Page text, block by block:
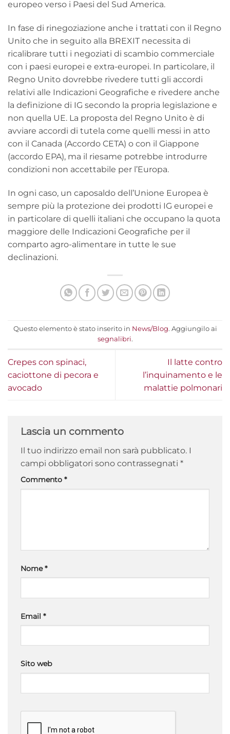
europeo verso i Paesi del Sud America.
In fase di rinegoziazione anche i trattati con il Regno
Unito che in seguito alla BREXIT necessita di
ricalibrare tutti i negoziati di scambio commerciale
con i paesi europei e extra-europei. In particolare, il
Regno Unito dovrebbe rivedere tutti gli accordi
relativi alle Indicazioni Geografiche e rivedere anche
la definizione di IG secondo la propria legislazione e
non quella UE. La proposta del Regno Unito è di
avviare accordi di tutela come quelli messi in atto
con il Canada (Accordo CETA) o con il Giappone
(accordo EPA), ma il riesame potrebbe introdurre
condizioni non accettabile per l’Europa.
In ogni caso, un caposaldo dell’Unione Europea è
sempre più la protezione dei prodotti IG europei e
in particolare di quelli italiani che occupano la quota
maggiore delle Indicazioni Geografiche per il
comparto agro-alimentare in tutte le sue
declinazioni.
Questo elemento è stato inserito in News/Blog. Aggiungilo ai
segnalibri.
Crepes con spinaci,
caciottone di pecora e
avocado
Il latte contro
l’inquinamento e le
malattie polmonari
Lascia un commento
Il tuo indirizzo email non sarà pubblicato. I
campi obbligatori sono contrassegnati *
Commento *
Nome*
Email *
Sito web